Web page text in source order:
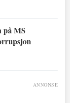
på MS
ANNONSE